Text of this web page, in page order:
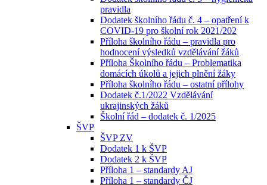
pravidla
Dodatek školního řádu č. 4 – opatření k
COVID-19 pro školní rok 2021/202
Příloha školního řádu – pravidla pro
hodnocení výsledků vzdělávání žáků
Příloha Školního řádu – Problematika
domácích úkolů a jejich plnění žáky
Příloha školního řádu – ostatní přílohy
Dodatek č.1/2022 Vzdělávání
ukrajinských žáků
Školní řád – dodatek č. 1/2025
ŠVP
ŠVP ZV
Dodatek 1 k ŠVP
Dodatek 2 k ŠVP
Příloha 1 – standardy AJ
Příloha 1 – standardy ČJ